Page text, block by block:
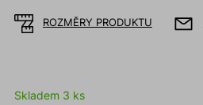
ROZMĚRY PRODUKTU
Skladem 3 ks